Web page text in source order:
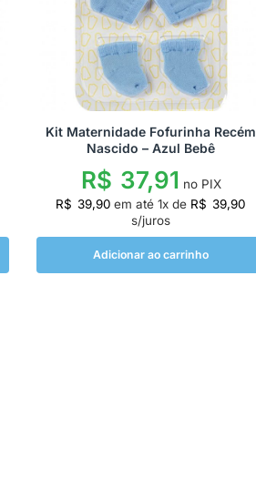
Kit Maternidade Fofurinha Recém
Nascido – Azul Bebê
R$ 37,91 no PIX
R$ 39,90 em até1x de R$ 39,90
s/juros
Adicionar ao carrinho